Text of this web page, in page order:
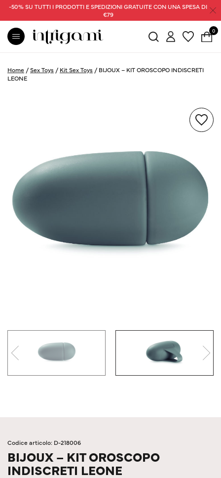
-50% SU TUTTI I PRODOTTI E SPEDIZIONI GRATUITE CON UNA SPESA DI
€79
0
Home /Sex Toys / Kit Sex Toys / BIJOUX – KIT OROSCOPO INDISCRETI
LEONE
Codice articolo: D-218006
BIJOUX – KIT OROSCOPO
INDISCRETI LEONE